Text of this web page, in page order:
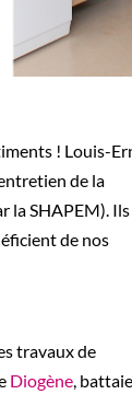
! Louis-
de la
la SHAPEM). Ils
de nos
travaux de
Diogène,